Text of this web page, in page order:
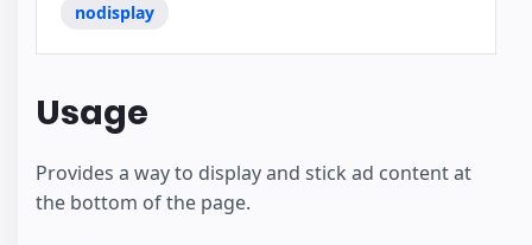
nodisplay
Usage
Provides a way to display and stick ad content at
the bottom of the page.